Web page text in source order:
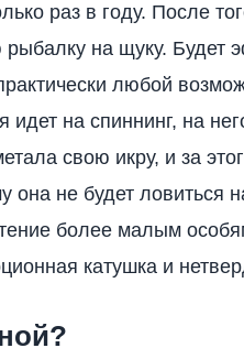
раз в году. После
на щуку. Будет
любой
на спиннинг, на
свою икру, и за
она не будет ловиться
более малым
катушка и